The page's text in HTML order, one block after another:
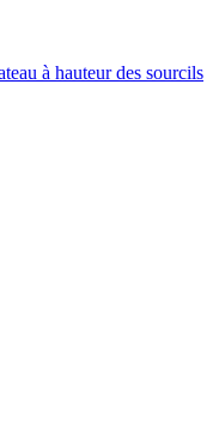
à hauteur des sourcils